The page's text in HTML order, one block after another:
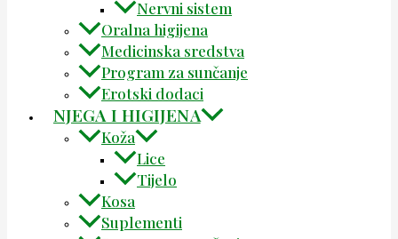
Nervni sistem
Oralna higijena
Medicinska sredstva
Program za sunčanje
Erotski dodaci
NJEGA I HIGIJENA
Koža
Lice
Tijelo
Kosa
Suplementi